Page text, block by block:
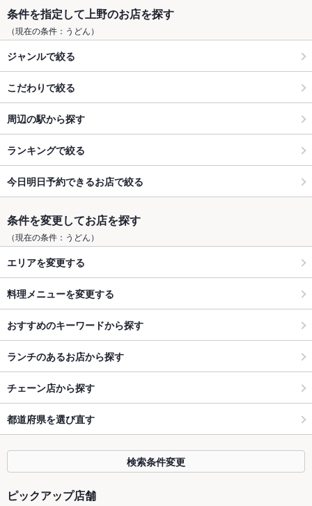
条件を指定して上野のお店を探す
（現在の条件：うどん）
ジャンルで絞る
こだわりで絞る
周辺の駅から探す
ランキングで絞る
今日明日予約できるお店で絞る
条件を変更してお店を探す
（現在の条件：うどん）
エリアを変更する
料理メニューを変更する
おすすめのキーワードから探す
ランチのあるお店から探す
チェーン店から探す
都道府県を選び直す
検索条件変更
ピックアップ店舗